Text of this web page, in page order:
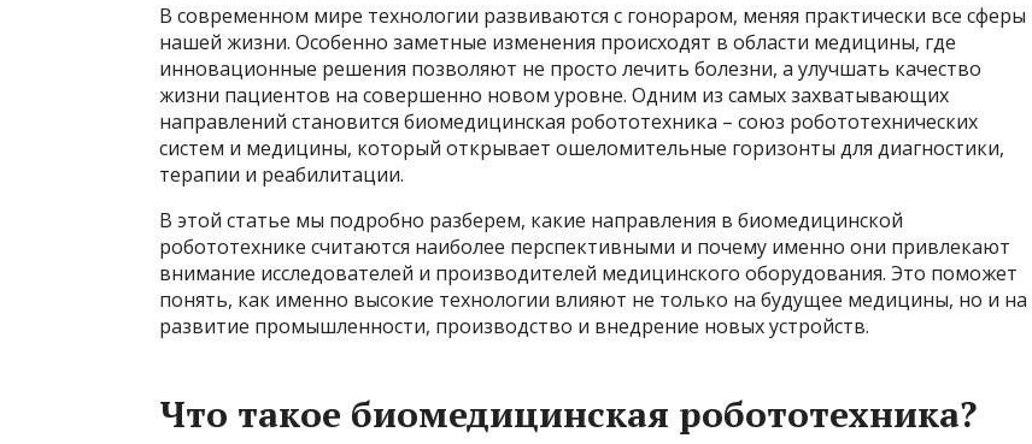
В современном мире технологии развиваются с гонораром, меняя практически все сферы
нашей жизни. Особенно заметные изменения происходят в области медицины, где
инновационные решения позволяют не просто лечить болезни, а улучшать качество
жизни пациентов на совершенно новом уровне. Одним из самых захватывающих
направлений становится биомедицинская робототехника – союз робототехнических
систем и медицины, который открывает ошеломительные горизонты для диагностики,
терапии и реабилитации.
В этой статье мы подробно разберем, какие направления в биомедицинской
робототехнике считаются наиболее перспективными и почему именно они привлекают
внимание исследователей и производителей медицинского оборудования. Это поможет
понять, как именно высокие технологии влияют не только на будущее медицины, но и на
развитие промышленности, производство и внедрение новых устройств.
Что такое биомедицинская робототехника?